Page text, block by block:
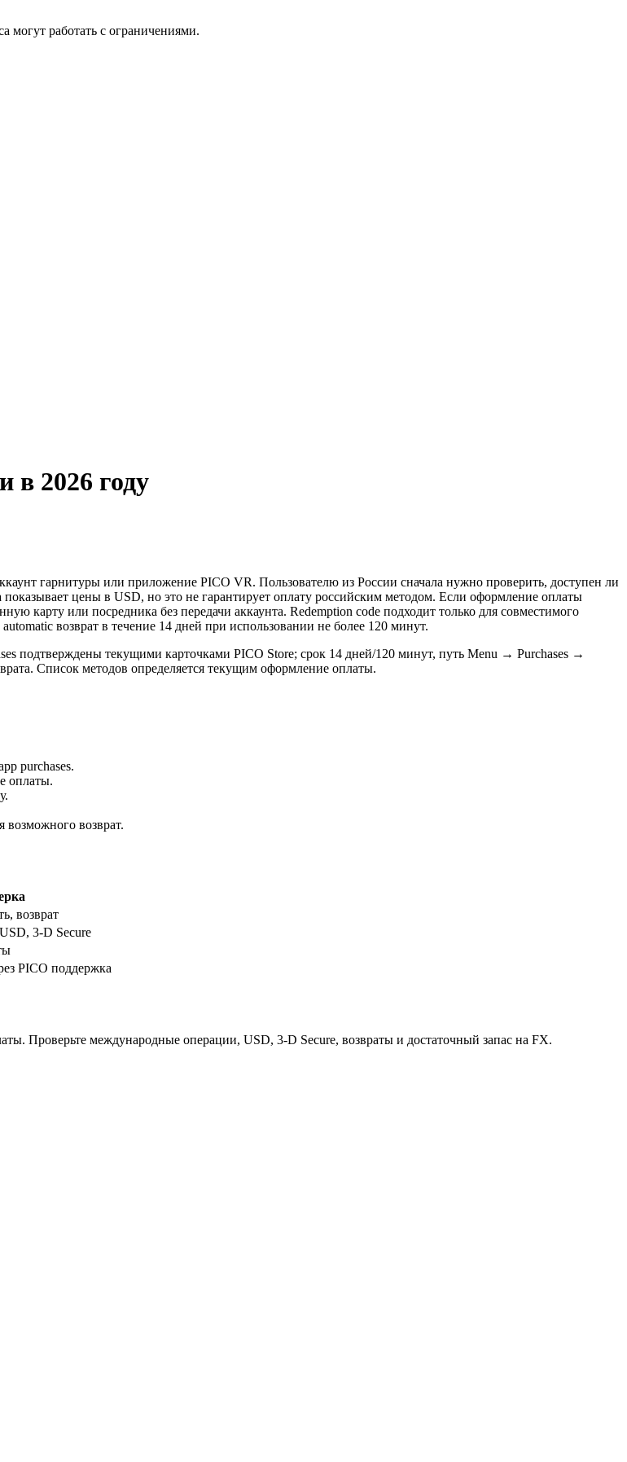
могут работать с ограничениями.
в 2026 году
гарнитуры или приложение PICO VR. Пользователю из России сначала нужно проверить, доступен ли
цены в USD, но это не гарантирует оплату российским методом. Если оформление оплаты
карту или посредника без передачи аккаунта. Redemption code подходит только для совместимого
возврат в течение 14 дней при использовании не более 120 минут.
подтверждены текущими карточками PICO Store; срок 14 дней/120 минут, путь Menu → Purchases →
Список методов определяется текущим оформление оплаты.
purchases.
оплаты.
возврат.
возврат
3-D Secure
PICO поддержка
Проверьте международные операции, USD, 3-D Secure, возвраты и достаточный запас на FX.